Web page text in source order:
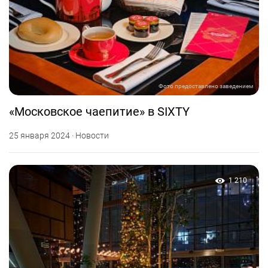
Фото предоставлено заведением
«Московское чаепитие» в SIXTY
25 января 2024 · Новости
1 210